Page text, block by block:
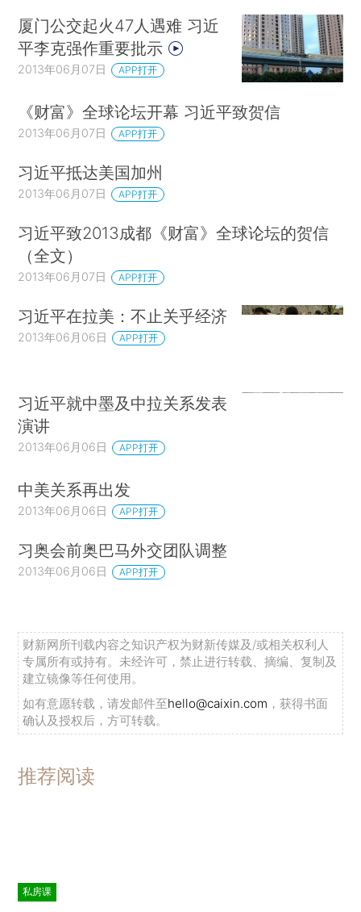
厦门公交起火47人遇难 习近
平李克强作重要批示
2013年06月07日 APP打开
《财富》全球论坛开幕 习近平致贺信
2013年06月07日 APP打开
习近平抵达美国加州
2013年06月07日 APP打开
习近平致2013成都《财富》全球论坛的贺信
（全文）
2013年06月07日 APP打开
习近平在拉美：不止关乎经济
2013年06月06日 APP打开
习近平就中墨及中拉关系发表
演讲
2013年06月06日 APP打开
中美关系再出发
2013年06月06日 APP打开
习奥会前奥巴马外交团队调整
2013年06月06日 APP打开
财新网所刊载内容之知识产权为财新传媒及/或相关权利人
专属所有或持有。未经许可，禁止进行转载、摘编、复制及
建立镜像等任何使用。
如有意愿转载，请发邮件至hello@caixin.com ，获得书面
确认及授权后，方可转载。
推荐阅读
私房课